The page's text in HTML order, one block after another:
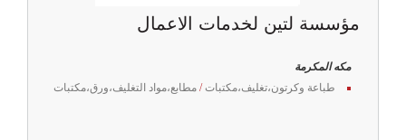
مؤسسة لتين لخدمات الاعمال
مكه المكرمة
طباعة وكرتون،تغليف،مكتبات/ مطابع،مواد التغليف،ورق،مكتبات